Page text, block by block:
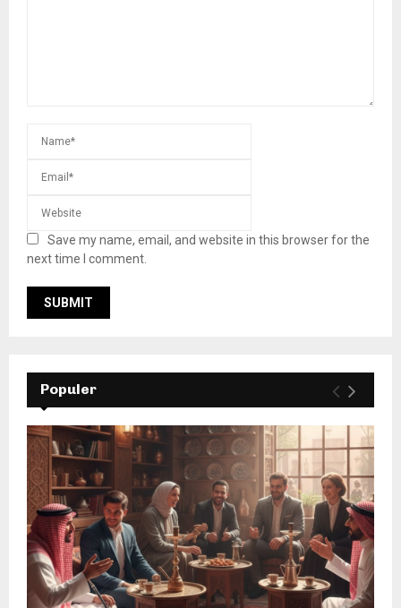
Save my name, email, and website in this browser for the
next time I comment.
Populer